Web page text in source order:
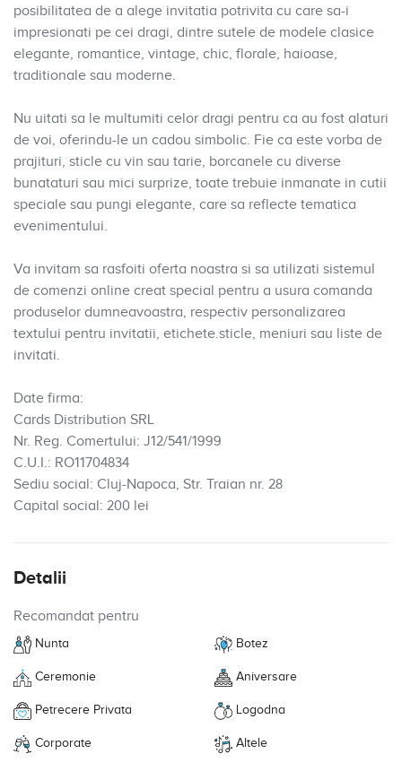
posibilitatea de a alege invitatia potrivita cu care sa-i
impresionati pe cei dragi, dintre sutele de modele clasice
elegante, romantice, vintage, chic, florale, haioase,
traditionale sau moderne.
Nu uitati sa le multumiti celor dragi pentru ca au fost alaturi
de voi, oferindu-le un cadou simbolic. Fie ca este vorba de
prajituri, sticle cu vin sau tarie, borcanele cu diverse
bunataturi sau mici surprize, toate trebuie inmanate in cutii
speciale sau pungi elegante, care sa reflecte tematica
evenimentului.
Va invitam sa rasfoiti oferta noastra si sa utilizati sistemul
de comenzi online creat special pentru a usura comanda
produselor dumneavoastra, respectiv personalizarea
textului pentru invitatii, etichete.sticle, meniuri sau liste de
invitati.
Date firma:
Cards Distribution SRL
Nr. Reg. Comertului: J12/541/1999
C.U.I.: RO11704834
Sediu social: Cluj-Napoca, Str. Traian nr. 28
Capital social: 200 lei
Detalii
Recomandat pentru
Nunta Botez
Ceremonie Aniversare
Petrecere Privata Logodna
Corporate Altele